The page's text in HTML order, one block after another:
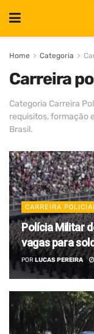
Home Categoria
Carreira
Categoria Carreira
requisitos, formação
Brasil.
CARREIRA
Polícia Militar
vagas para
POR LUCAS PEREIRA